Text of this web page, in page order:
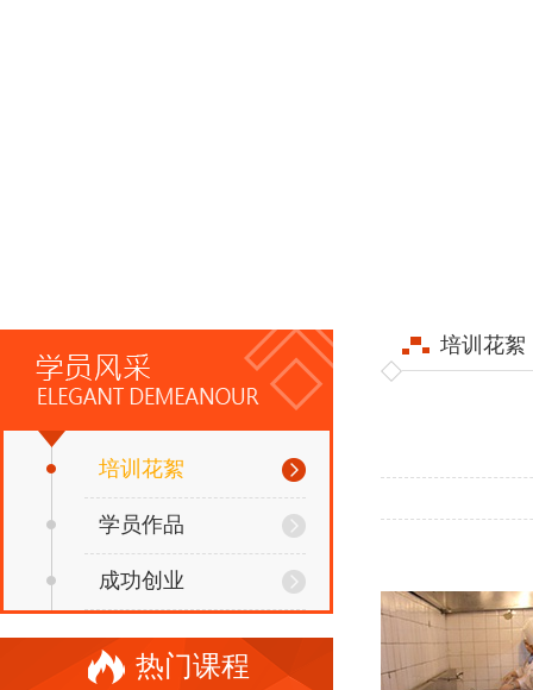
培训花絮
学员作品
成功创业
热门课程
培训花絮